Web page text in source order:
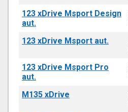
123 xDrive Msport Design
aut.
123 xDrive Msport aut.
123 xDrive Msport Pro
aut.
M135 xDrive